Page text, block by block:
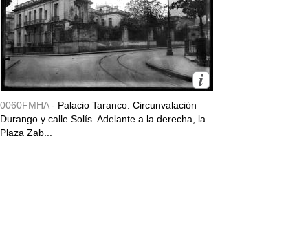
0060FMHA - Palacio Taranco. Circunvalación
Durango y calle Solís. Adelante a la derecha, la
Plaza Zab...